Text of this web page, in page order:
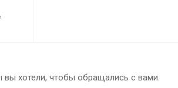
хотели, чтобы обращались с вами.